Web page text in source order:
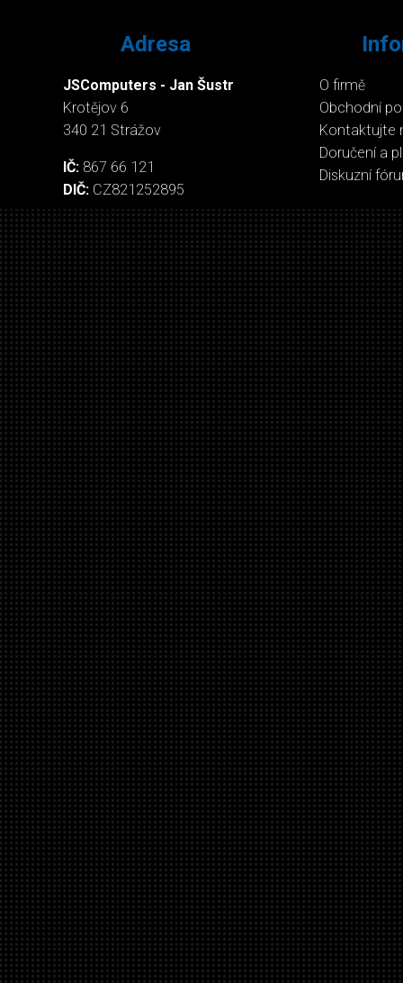
Adresa
JSComputers - Jan Šustr
Krotějov 6
340 21 Strážov
IČ: 867 66 121
DIČ: CZ821252895
O firmě
Obchodní
Kontaktujte
Doručení a
Diskuzní